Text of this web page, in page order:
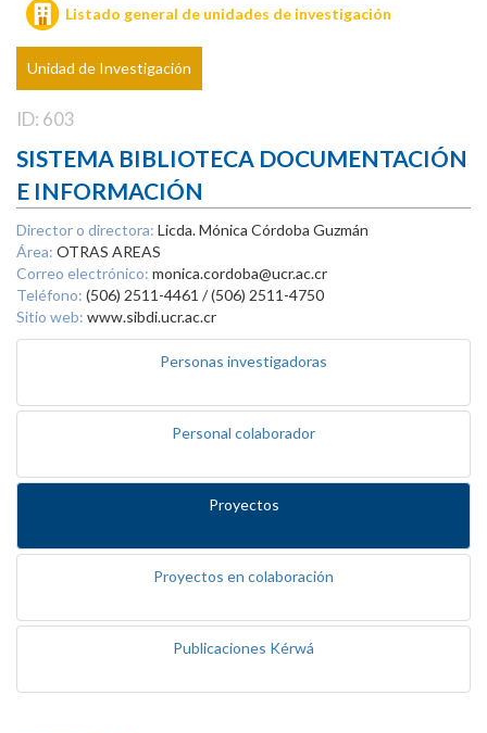
Listado general de unidades de investigación
Unidad de Investigación
ID: 603
SISTEMA BIBLIOTECA DOCUMENTACIÓN
E INFORMACIÓN
Director o directora: Licda. Mónica Córdoba Guzmán
Área: OTRAS AREAS
Correo electrónico: monica.cordoba@ucr.ac.cr
Teléfono: (506) 2511-4461 / (506) 2511-4750
Sitio web: www.sibdi.ucr.ac.cr
Personas investigadoras
Personal colaborador
Proyectos
Proyectos en colaboración
Publicaciones Kérwá